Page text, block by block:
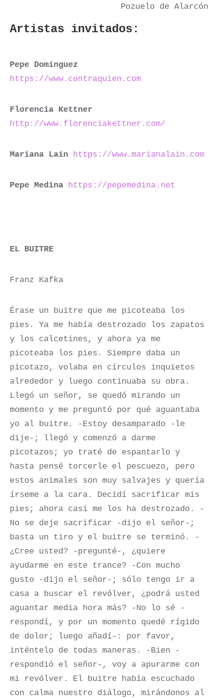
Pozuelo de Alarcón
Artistas invitados:
Pepe Domínguez
https://www.contraquien.com
Florencia Kettner
http://www.florenciakettner.com/
Mariana Laín https://www.marianalain.com
Pepe Medina https://pepemedina.net
EL BUITRE
Franz Kafka
Érase un buitre que me picoteaba los
pies. Ya me había destrozado los zapatos
y los calcetines, y ahora ya me
picoteaba los pies. Siempre daba un
picotazo, volaba en círculos inquietos
alrededor y luego continuaba su obra.
Llegó un señor, se quedó mirando un
momento y me preguntó por qué aguantaba
yo al buitre. -Estoy desamparado -le
dije-; llegó y comenzó a darme
picotazos; yo traté de espantarlo y
hasta pensé torcerle el pescuezo, pero
estos animales son muy salvajes y quería
írseme a la cara. Decidí sacrificar mis
pies; ahora casi me los ha destrozado. -
No se deje sacrificar -dijo el señor-;
basta un tiro y el buitre se terminó. -
¿Cree usted? -pregunté-, ¿quiere
ayudarme en este trance? -Con mucho
gusto -dijo el señor-; sólo tengo ir a
casa a buscar el revólver, ¿podrá usted
aguantar media hora más? -No lo sé -
respondí, y por un momento quedé rígido
de dolor; luego añadí-: por favor,
inténtelo de todas maneras. -Bien -
respondió el señor-, voy a apurarme con
mi revólver. El buitre había escuchado
con calma nuestro diálogo, mirándonos al